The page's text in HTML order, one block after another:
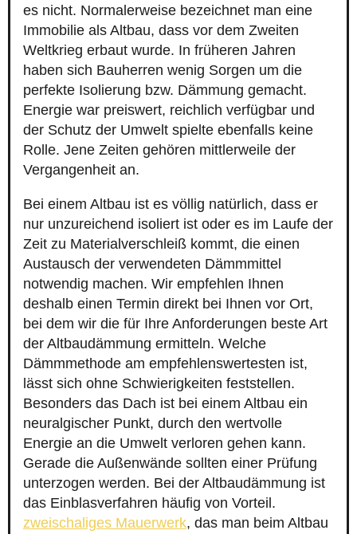
es nicht. Normalerweise bezeichnet man eine
Immobilie als Altbau, dass vor dem Zweiten
Weltkrieg erbaut wurde. In früheren Jahren
haben sich Bauherren wenig Sorgen um die
perfekte Isolierung bzw. Dämmung gemacht.
Energie war preiswert, reichlich verfügbar und
der Schutz der Umwelt spielte ebenfalls keine
Rolle. Jene Zeiten gehören mittlerweile der
Vergangenheit an.
Bei einem Altbau ist es völlig natürlich, dass er
nur unzureichend isoliert ist oder es im Laufe der
Zeit zu Materialverschleiß kommt, die einen
Austausch der verwendeten Dämmmittel
notwendig machen. Wir empfehlen Ihnen
deshalb einen Termin direkt bei Ihnen vor Ort,
bei dem wir die für Ihre Anforderungen beste Art
der Altbaudämmung ermitteln. Welche
Dämmmethode am empfehlenswertesten ist,
lässt sich ohne Schwierigkeiten feststellen.
Besonders das Dach ist bei einem Altbau ein
neuralgischer Punkt, durch den wertvolle
Energie an die Umwelt verloren gehen kann.
Gerade die Außenwände sollten einer Prüfung
unterzogen werden. Bei der Altbaudämmung ist
das Einblasverfahren häufig von Vorteil.
zweischaliges Mauerwerk, das man beim Altbau